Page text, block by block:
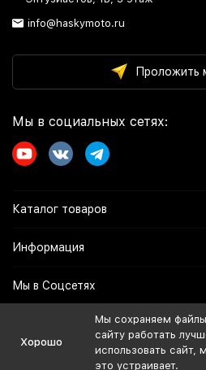
info@haskymoto.ru
Проложить
Мы в социальных сетях:
Каталог товаров
Информация
Мы в Соцсетях
Политика персональных данных
Хорошо
Мы сохраняем
сайту работать
использовать сайт,
это устраивает.